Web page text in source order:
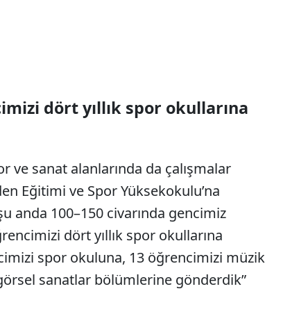
dört yıllık spor okullarına
ve sanat alanlarında da çalışmalar
Eğitimi ve Spor Yüksekokulu’na
anda 100–150 civarında gencimiz
dört yıllık spor okullarına
spor okuluna, 13 öğrencimizi müzik
sanatlar bölümlerine gönderdik”